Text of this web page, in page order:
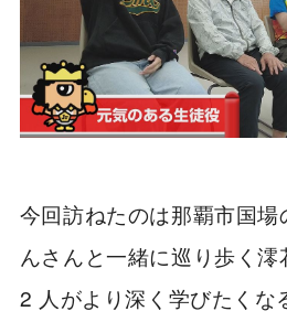
今回訪ねたのは那覇市国
んさんと一緒に巡り歩く澪
2 人がより深く学びたくな